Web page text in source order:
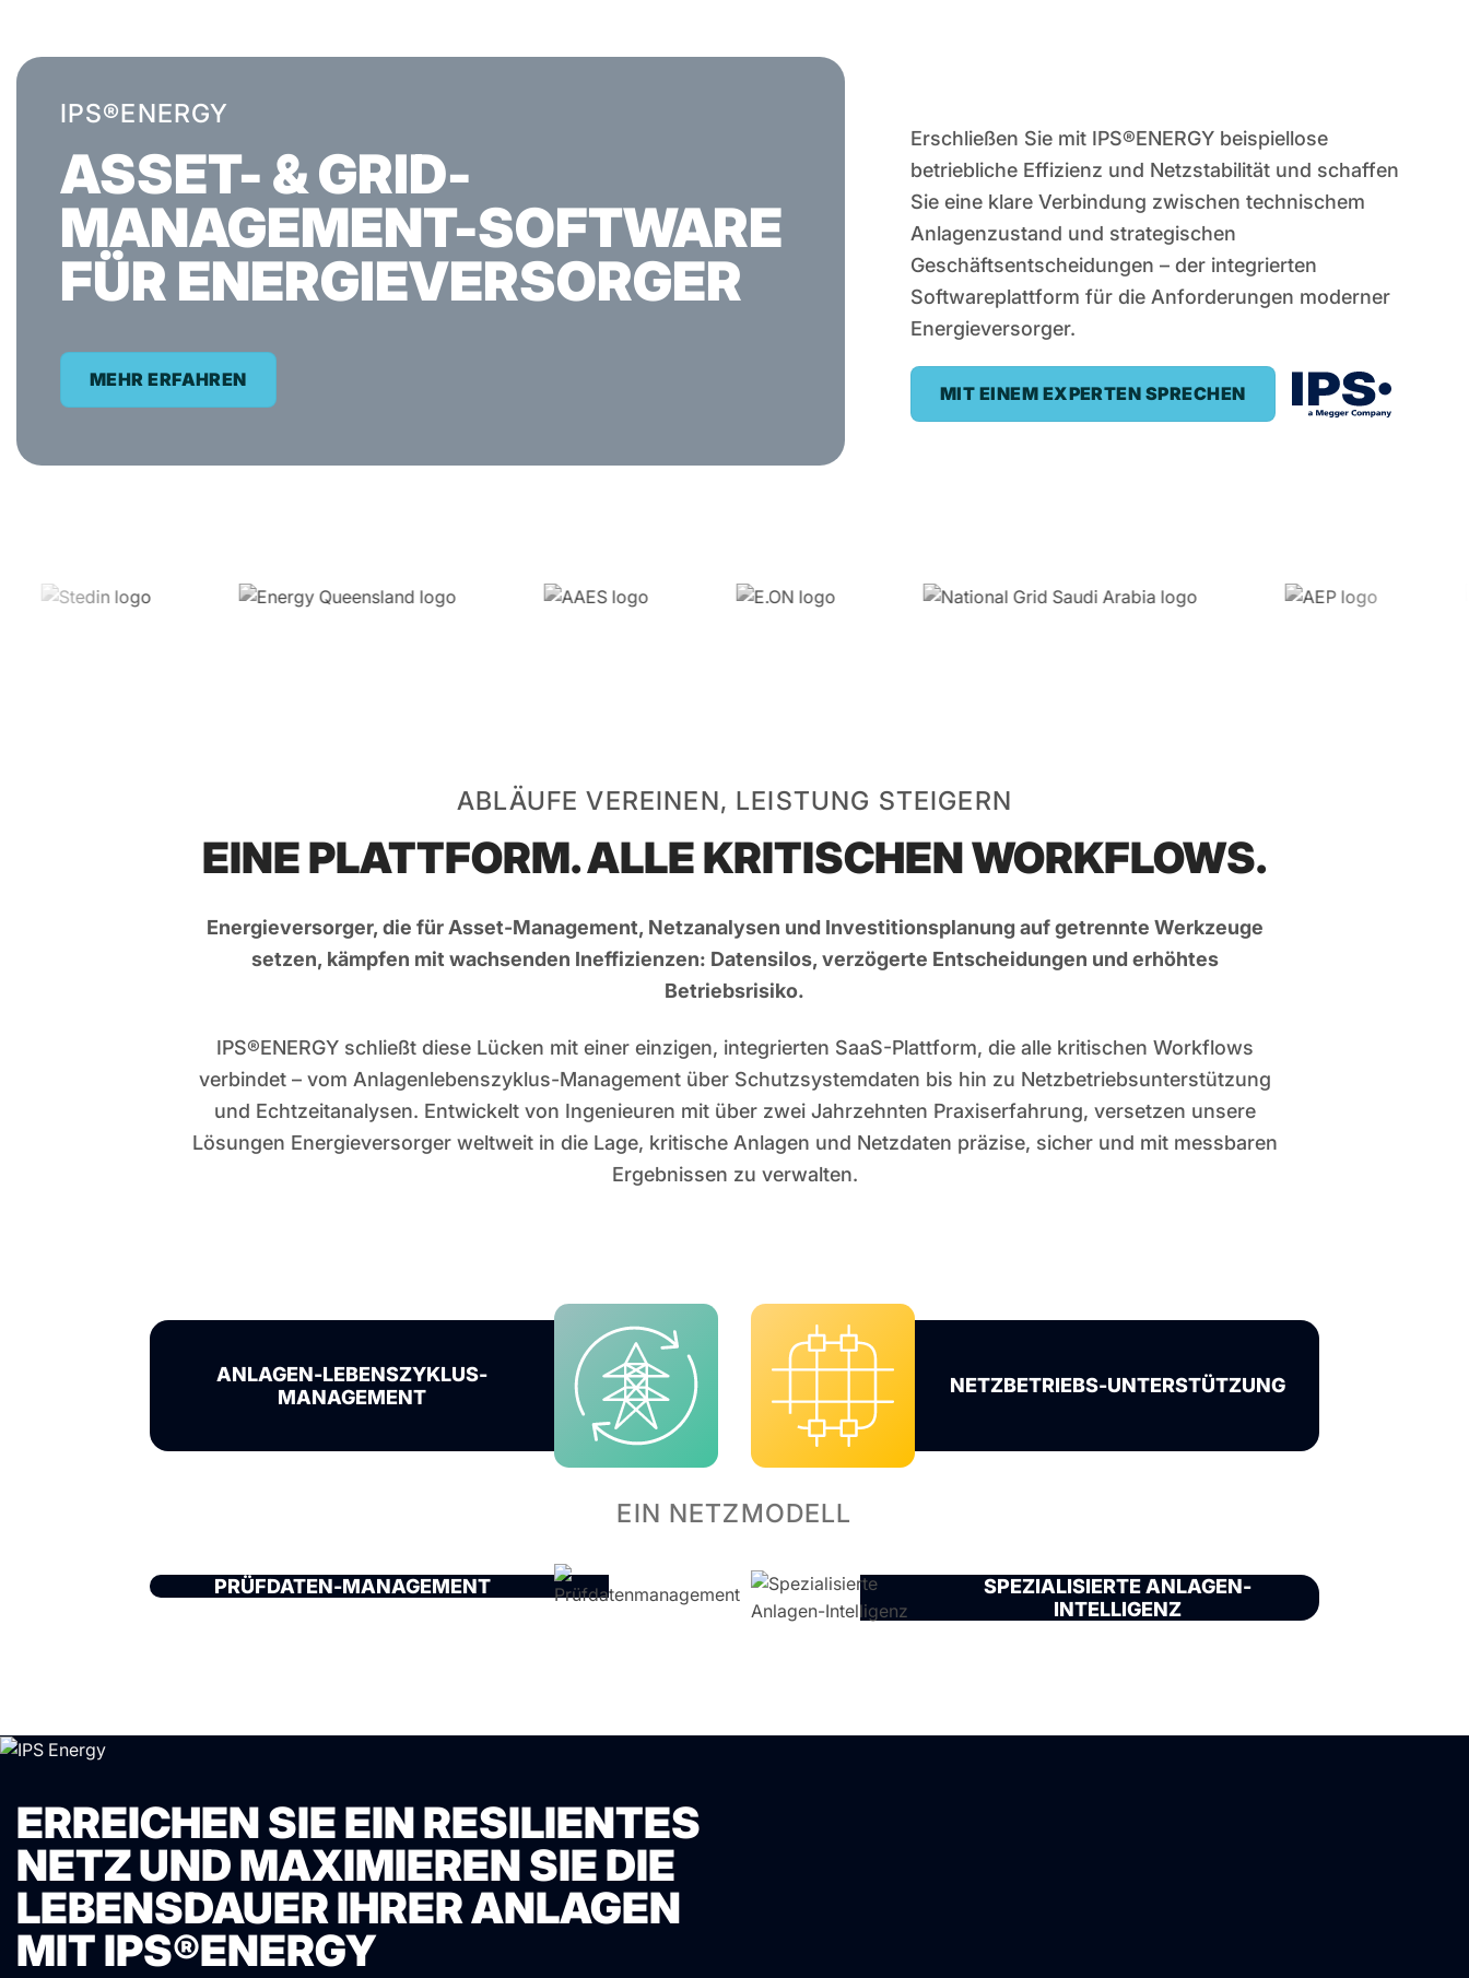
IPS®ENERGY
ASSET- & GRID-
MANAGEMENT-SOFTWARE
FÜR ENERGIEVERSORGER
MEHR ERFAHREN
Erschließen Sie mit IPS®ENERGY beispiellose
betriebliche Effizienz und Netzstabilität und schaffen
Sie eine klare Verbindung zwischen technischem
Anlagenzustand und strategischen
Geschäftsentscheidungen – der integrierten
Softwareplattform für die Anforderungen moderner
Energieversorger.
MIT EINEM EXPERTEN SPRECHEN
ABLÄUFE VEREINEN, LEISTUNG STEIGERN
EINE PLATTFORM. ALLE KRITISCHEN WORKFLOWS.
Energieversorger, die für Asset-Management, Netzanalysen und Investitionsplanung auf getrennte Werkzeuge
setzen, kämpfen mit wachsenden Ineffizienzen: Datensilos, verzögerte Entscheidungen und erhöhtes
Betriebsrisiko.
IPS®ENERGY schließt diese Lücken mit einer einzigen, integrierten SaaS-Plattform, die alle kritischen Workflows
verbindet – vom Anlagenlebenszyklus-Management über Schutzsystemdaten bis hin zu Netzbetriebsunterstützung
und Echtzeitanalysen. Entwickelt von Ingenieuren mit über zwei Jahrzehnten Praxiserfahrung, versetzen unsere
Lösungen Energieversorger weltweit in die Lage, kritische Anlagen und Netzdaten präzise, sicher und mit messbaren
Ergebnissen zu verwalten.
ANLAGEN-LEBENSZYKLUS-
MANAGEMENT
NETZBETRIEBS-UNTERSTÜTZUNG
EIN NETZMODELL
PRÜFDATEN-MANAGEMENT
SPEZIALISIERTE ANLAGEN-
INTELLIGENZ
ERREICHEN SIE EIN RESILIENTES
NETZ UND MAXIMIEREN SIE DIE
LEBENSDAUER IHRER ANLAGEN
MIT IPS®ENERGY